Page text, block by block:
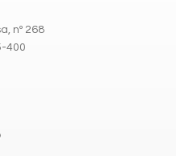
nº 268
400